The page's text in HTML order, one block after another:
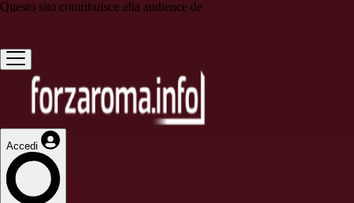
Questo sito contribuisce alla audience de
Accedi